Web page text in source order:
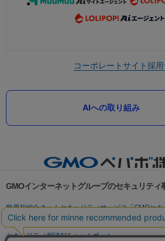
コーポレートサイト採用
AIへの取り組み
GMOインターネットグループのセキュリティ
世界初総合ネットセキュリティサービス「GMOセキ
パスワード漏洩診断
Webサイトリスク診断
セキュリティ相談AIチャットボット